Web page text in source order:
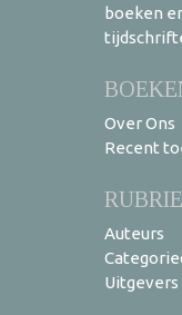
boeken
Over Ons
Recent
Auteurs
Uitgevers